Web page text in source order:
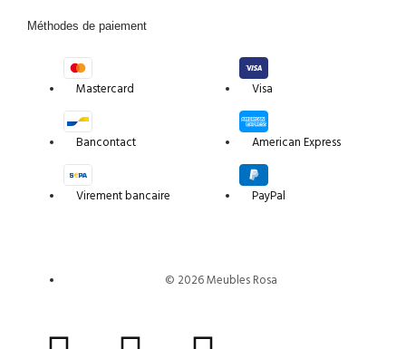
Méthodes de paiement
Mastercard
Bancontact
Virement bancaire
Visa
American Express
PayPal
© 2026 Meubles Rosa